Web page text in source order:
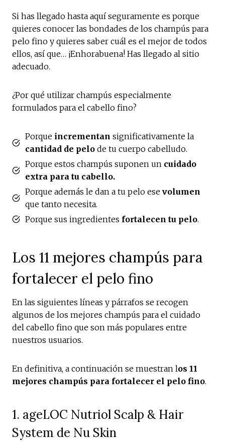
Si has llegado hasta aquí seguramente es porque
quieres conocer las bondades de los champús para
pelo fino y quieres saber cuál es el mejor de todos
ellos, así que… ¡Enhorabuena! Has llegado al sitio
adecuado.
¿Por qué utilizar champús especialmente
formulados para el cabello fino?
Porque incrementan significativamente la
cantidad de pelo de tu cuerpo cabelludo.
Porque estos champús suponen un cuidado
extra para tu cabello.
Porque además le dan a tu pelo ese volumen
que tanto necesita.
Porque sus ingredientes fortalecen tu pelo.
Los 11 mejores champús para
fortalecer el pelo fino
En las siguientes líneas y párrafos se recogen
algunos de los mejores champús para el cuidado
del cabello fino que son más populares entre
nuestros usuarios.
En definitiva, a continuación se muestran los 11
mejores champús para fortalecer el pelo fino.
1. ageLOC Nutriol Scalp & Hair
System de Nu Skin